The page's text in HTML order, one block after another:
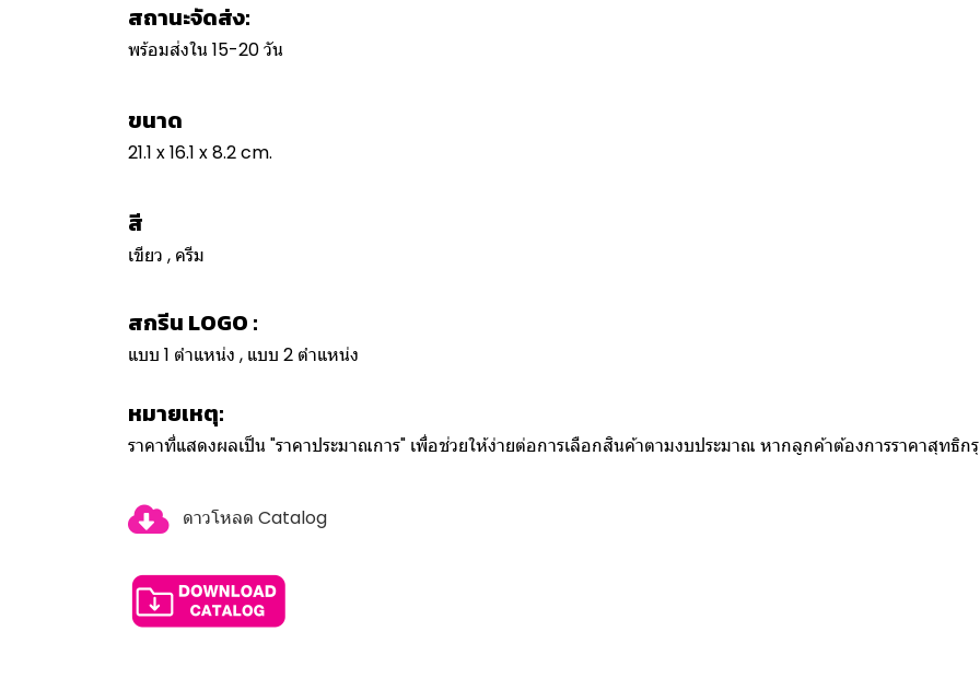
สถานะจัดส่ง:
พร้อมส่งใน 15-20 วัน
ขนาด
21.1 x 16.1 x 8.2 cm.
สี
เขียว , ครีม
สกรีน LOGO :
แบบ 1 ตำแหน่ง , แบบ 2 ตำแหน่ง
หมายเหตุ:
ราคาที่แสดงผลเป็น "ราคาประมาณการ" เพื่อช่วยให้ง่ายต่อการเลือกสินค้าตามงบประมาณ หากลูกค้าต้องการราคาสุทธิ
ดาวโหลด Catalog